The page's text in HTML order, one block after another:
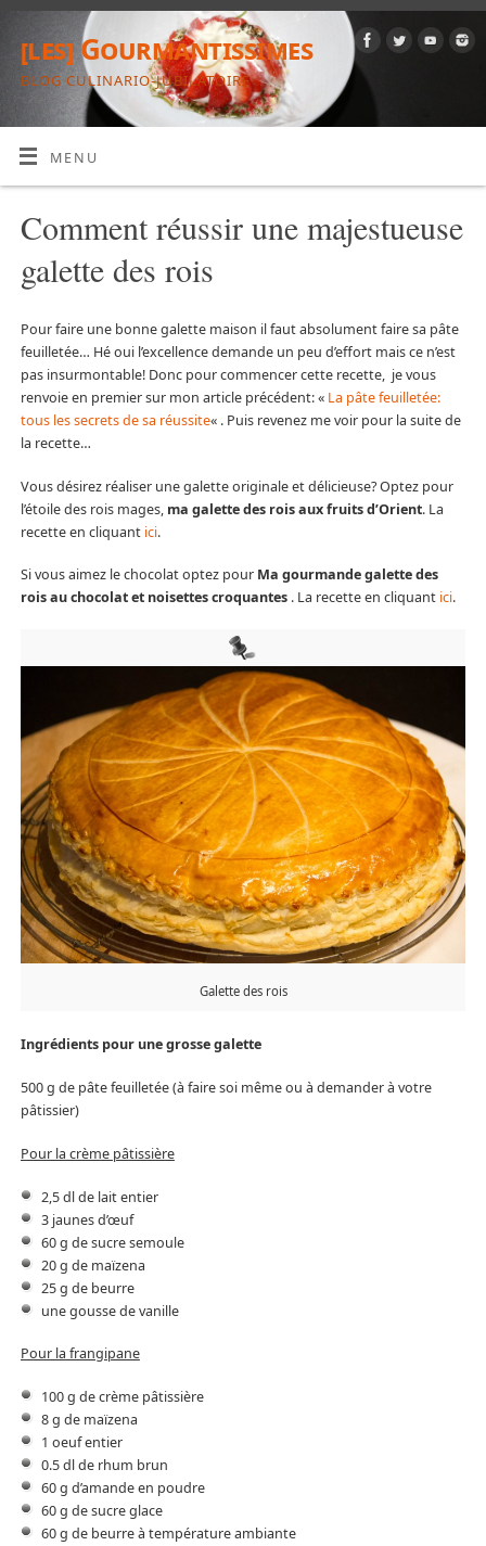
[les] Gourmantissimes
BLOG CULINARIO-JUBILATOIRE
MENU
Comment réussir une majestueuse
galette des rois
Pour faire une bonne galette maison il faut absolument faire sa pâte
feuilletée… Hé oui l’excellence demande un peu d’effort mais ce n’est
pas insurmontable! Donc pour commencer cette recette, je vous
renvoie en premier sur mon article précédent: « La pâte feuilletée:
tous les secrets de sa réussite« . Puis revenez me voir pour la suite de
la recette…
Vous désirez réaliser une galette originale et délicieuse? Optez pour
l’étoile des rois mages, ma galette des rois aux fruits d’Orient. La
recette en cliquant ici.
Si vous aimez le chocolat optez pour Ma gourmande galette des
rois au chocolat et noisettes croquantes. La recette en cliquant ici.
Galette des rois
Ingrédients pour une grosse galette
500 g de pâte feuilletée (à faire soi même ou à demander à votre
pâtissier)
Pour la crème pâtissière
2,5 dl de lait entier
3 jaunes d’œuf
60 g de sucre semoule
20 g de maïzena
25 g de beurre
une gousse de vanille
Pour la frangipane
100 g de crème pâtissière
8 g de maïzena
1 oeuf entier
0.5 dl de rhum brun
60 g d’amande en poudre
60 g de sucre glace
60 g de beurre à température ambiante